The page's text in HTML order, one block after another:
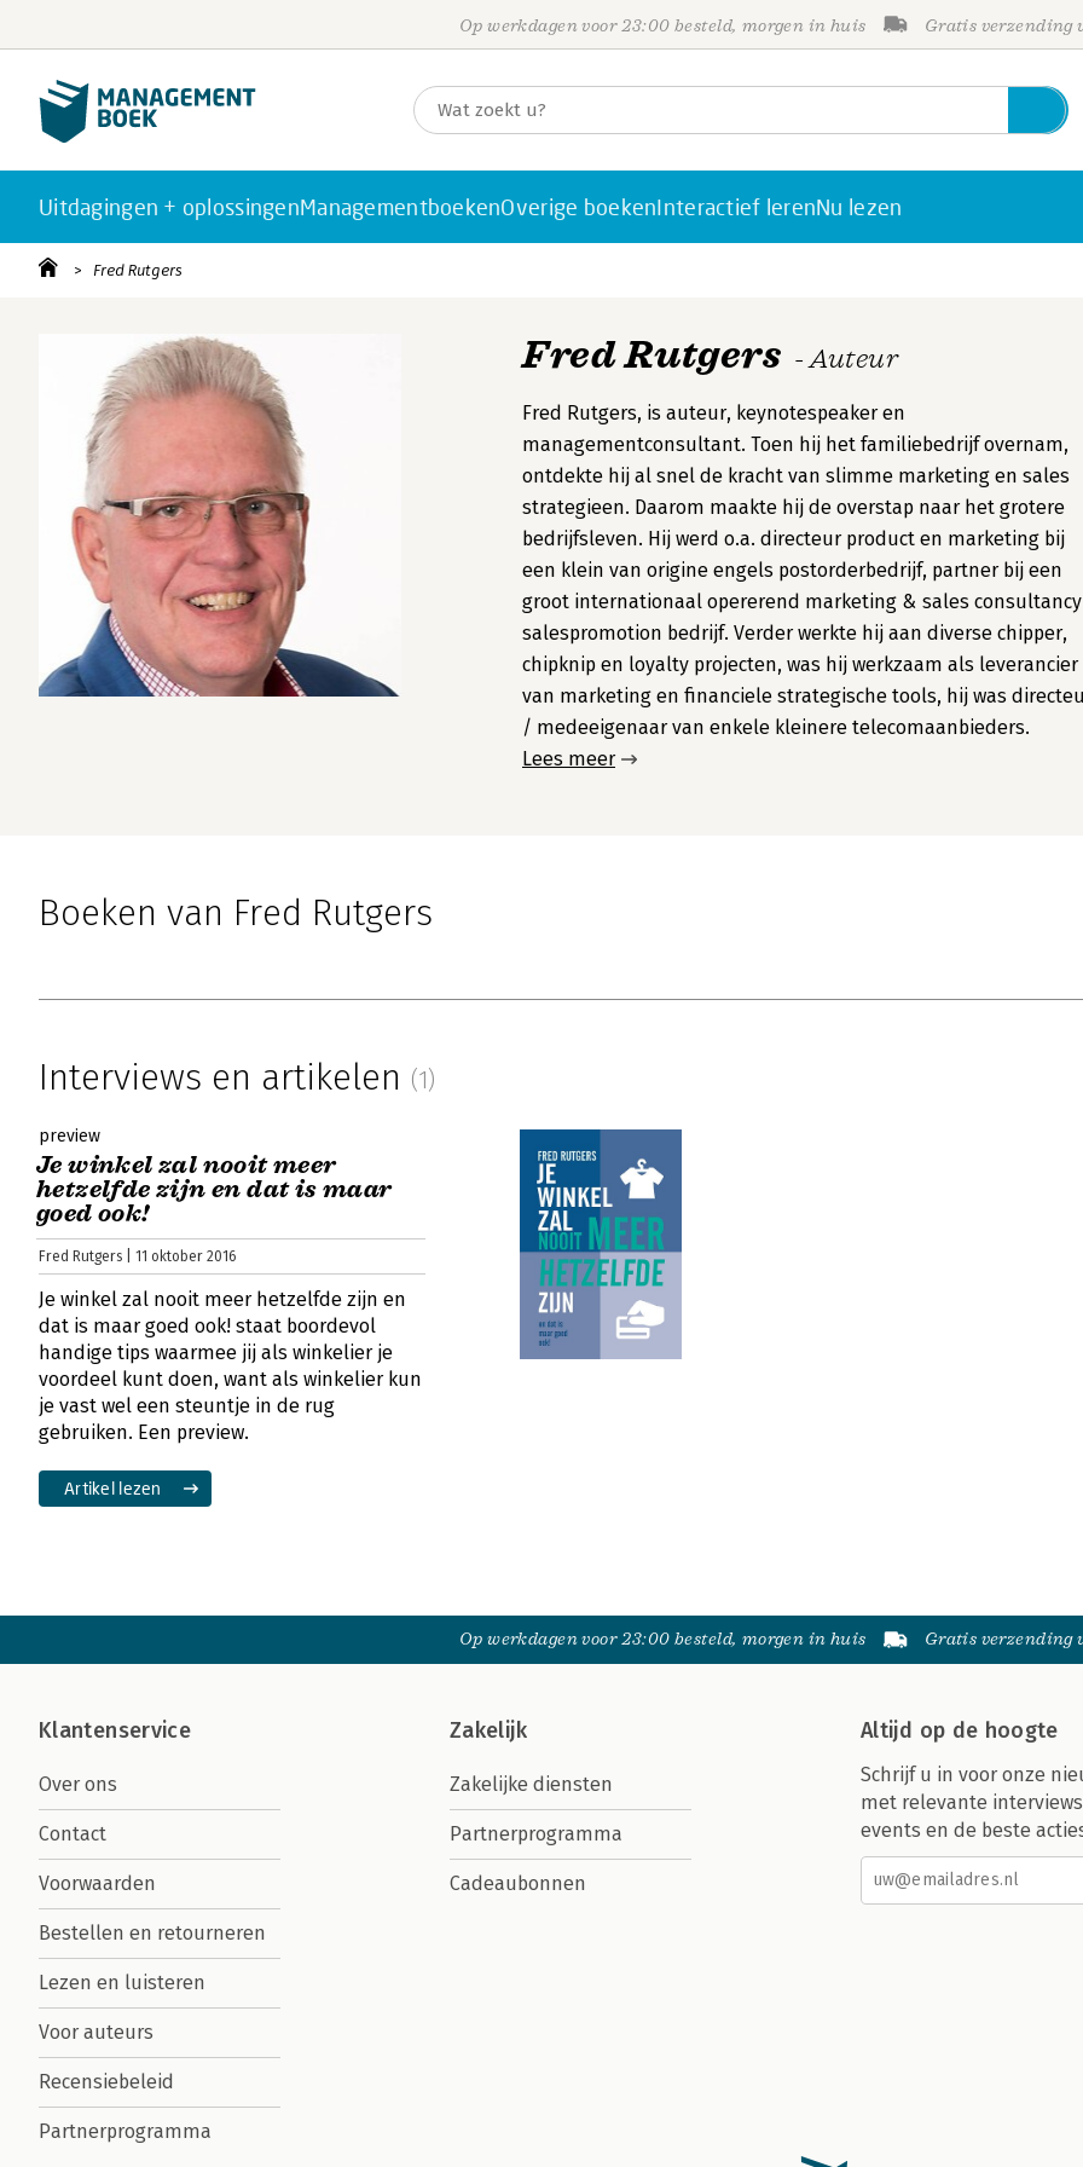
Op werkdagen voor 23:00 besteld, morgen in huis Gratis verzending
Uitdagingen + oplossingenManagementboekenOverige boekenInteractief lerenNu lezen
Fred Rutgers
Fred Rutgers - Auteur
Fred Rutgers, is auteur, keynotespeaker en
managementconsultant. Toen hij het familiebedrijf overnam,
ontdekte hij al snel de kracht van slimme marketing en sales
strategieen. Daarom maakte hij de overstap naar het grotere
bedrijfsleven. Hij werd o.a. directeur product en marketing bij
een klein van origine engels postorderbedrijf, partner bij een
groot internationaal opererend marketing & sales
salespromotion bedrijf. Verder werkte hij aan diverse chipper,
chipknip en loyalty projecten, was hij werkzaam als leverancier
van marketing en financiele strategische tools, hij was
/ medeeigenaar van enkele kleinere telecomaanbieders.
Lees meer
Boeken van Fred Rutgers
Interviews en artikelen (1)
preview
Je winkel zal nooit meer
hetzelfde zijn en dat is maar
goed ook!
Fred Rutgers | 11 oktober 2016
Je winkel zal nooit meer hetzelfde zijn en
dat is maar goed ook! staat boordevol
handige tips waarmee jij als winkelier je
voordeel kunt doen, want als winkelier kun
je vast wel een steuntje in de rug
gebruiken. Een preview.
Artikel lezen
Op werkdagen voor 23:00 besteld, morgen in huis Gratis verzending
Klantenservice
Over ons
Contact
Voorwaarden
Bestellen en retourneren
Lezen en luisteren
Voor auteurs
Recensiebeleid
Partnerprogramma
Zakelijk
Zakelijke diensten
Partnerprogramma
Cadeaubonnen
Altijd op de hoogte
Schrijf u in voor onze
met relevante
events en de beste